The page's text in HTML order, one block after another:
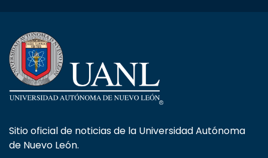
Sitio oficial de noticias de la Universidad Autónoma
de Nuevo León.